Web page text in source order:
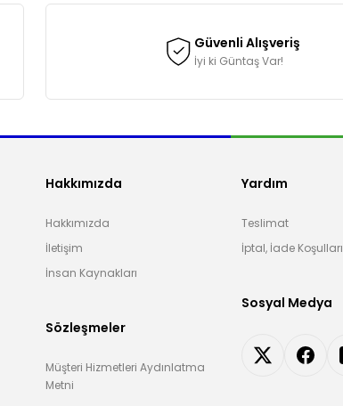
Güvenli Alışveriş
İyi ki Güntaş Var!
Hakkımızda
Hakkımızda
İletişim
İnsan Kaynakları
Sözleşmeler
Müşteri Hizmetleri Aydınlatma
Metni
Yardım
Teslimat
İptal, İade Koşulları
Sosyal Medya